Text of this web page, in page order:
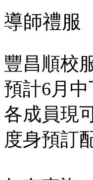
導師禮服
豐昌順校
預計6月
各成員現
度身預訂